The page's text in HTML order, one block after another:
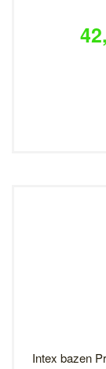
Intex bazen